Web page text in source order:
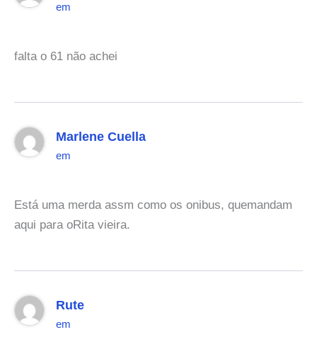
em
falta o 61 não achei
Marlene Cuella
em
Está uma merda assm como os onibus, quemandam
aqui para oRita vieira.
Rute
em